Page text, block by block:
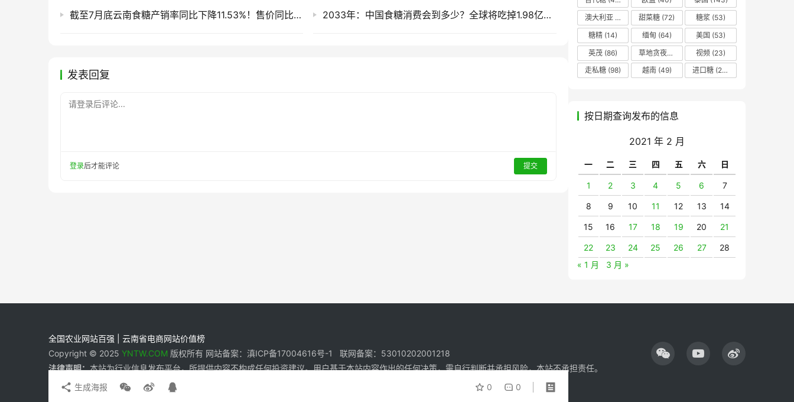
0 0
生成海报
截至7月底云南食糖产销率同比下降11.53%！售价同比下跌900元/吨 2033年：中国食糖消费会到多少？全球将吃掉1.98亿吨糖，新增需求来自哪里？
发表回复
请登录后评论...
登录后才能评论 提交
澳大利亚
甜菜糖 (72) 糖浆 (53)
糖精 (14) 缅甸 (64) 美国 (53)
英茂 (86) 草地贪夜蛾 视频 (23)
走私糖 (98) 越南(49) 进口糖 (236)
按日期查询发布的信息
2021 年 2 月
一 二 三 四 五 六 日
1 2 3 4 5 6 7
8 9 10 11 12 13 14
15 16 17 18 19 20 21
22 23 24 25 26 27
28
« 1 月
3 月 »
全国农业网站百强 | 云南省电商网站价值榜
Copyright © 2025 YNTW.COM 版权所有 网站备案：滇ICP备17004616号-1 联网备案：53010202001218
法律声明：本站为行业信息发布平台，所提供内容不构成任何投资建议。用户基于本站内容作出的任何决策，需自行判断并承担风险，本站不承担责任。